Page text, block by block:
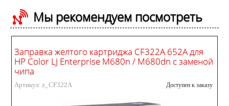
Мы рекомендуем посмотреть
Заправка желтого картриджа CF322A 652A для
HP Color LJ Enterprise M680n / M680dn с заменой
чипа
Артикул: z_CF322A Доступен к заказу